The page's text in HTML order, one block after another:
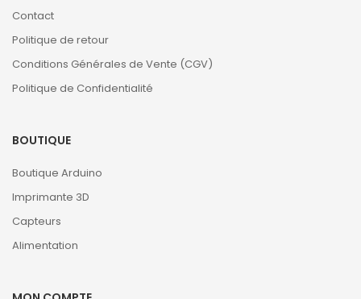
Contact
Politique de retour
Conditions Générales de Vente (CGV)
Politique de Confidentialité
BOUTIQUE
Boutique Arduino
Imprimante 3D
Capteurs
Alimentation